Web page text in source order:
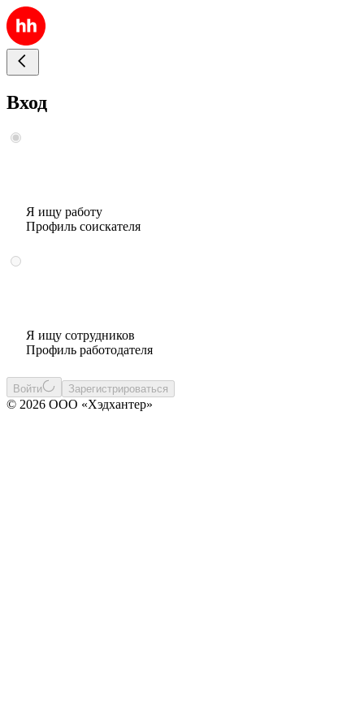
Вход
Я ищу работу
Профиль соискателя
Я ищу сотрудников
Профиль работодателя
Войти Зарегистрироваться
© 2026 ООО «Хэдхантер»